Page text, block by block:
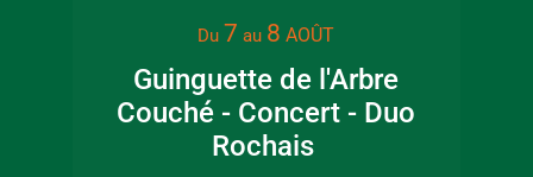
Du 7 au 8 AOÛT
Guinguette de l'Arbre
Couché - Concert - Duo
Rochais